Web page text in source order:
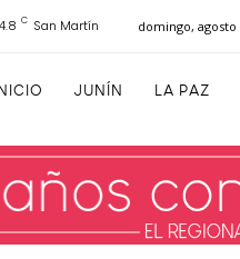
4.8 C San Martín domingo, agosto
JUNÍN LA PAZ